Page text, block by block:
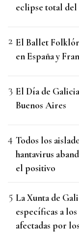
eclipse total del
El Ballet
en España y
El Día de
Buenos Aires
Todos los
hantavirus
el positivo
La Xunta de
específicas a
afectadas por